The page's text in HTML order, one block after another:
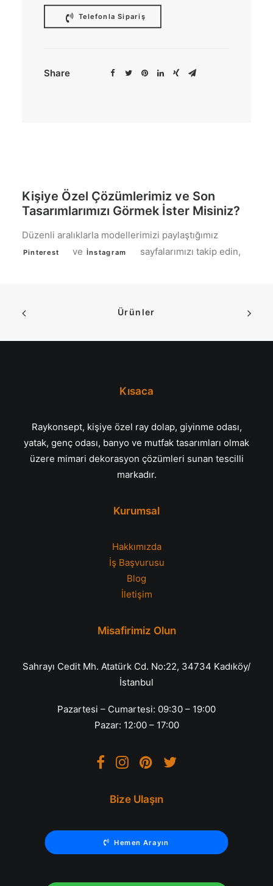
Telefonla Sipariş
Share
Kişiye Özel Çözümlerimiz ve Son
Tasarımlarımızı Görmek İster Misiniz?
Düzenli aralıklarla modellerimizi paylaştığımız
Pinterest ve İnstagram sayfalarımızı takip edin,
Ürünler
Kısaca
Raykonsept, kişiye özel ray dolap, giyinme odası,
yatak, genç odası, banyo ve mutfak tasarımları olmak
üzere mimari dekorasyon çözümleri sunan tescilli
markadır.
Kurumsal
Hakkımızda
İş Başvurusu
Blog
İletişim
Misafirimiz Olun
Sahrayı Cedit Mh. Atatürk Cd. No:22, 34734 Kadıköy/
İstanbul
Pazartesi – Cumartesi: 09:30 – 19:00
Pazar: 12:00 – 17:00
Bize Ulaşın
Hemen Arayın